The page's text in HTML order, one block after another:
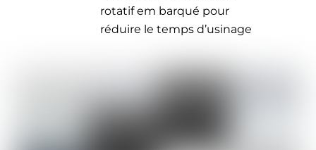
rotatif em barqué pour
réduire le temps d’usinage